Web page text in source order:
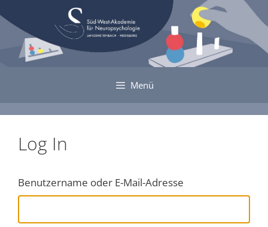
Inhalt
springen
Menü
Log In
Benutzername oder E-Mail-Adresse